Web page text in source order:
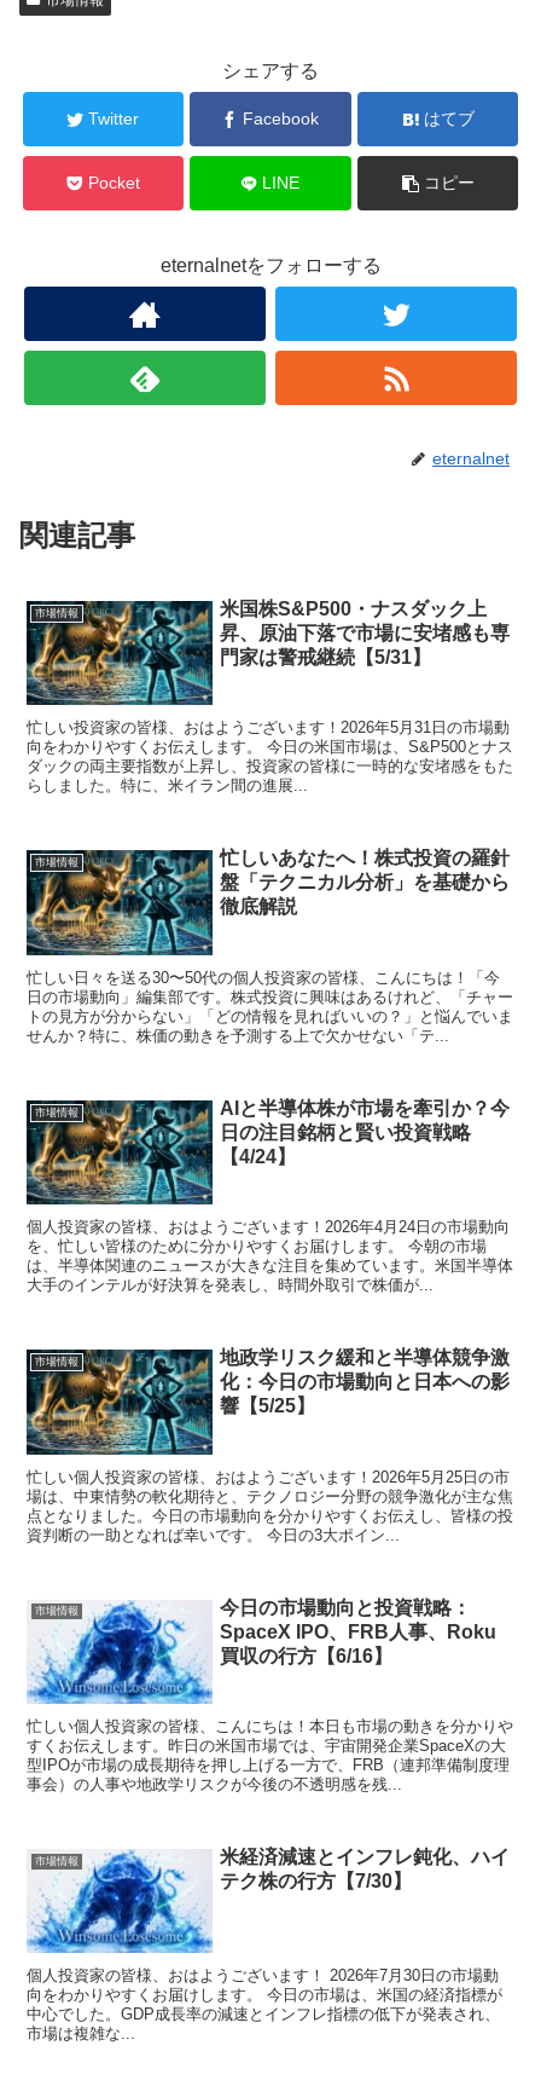
シェアする
Twitter Facebook はてブ
Pocket LINE コピー
eternalnetをフォローする
eternalnet
関連記事
市場情報
米国株S&P500・ナスダック上
昇、原油下落で市場に安堵感も専
門家は警戒継続【5/31】
忙しい投資家の皆様、おはようございます！2026年5月31日の市場動
向をわかりやすくお伝えします。 今日の米国市場は、S&P500とナス
ダックの両主要指数が上昇し、投資家の皆様に一時的な安堵感をもた
らしました。特に、米イラン間の進展...
市場情報
忙しいあなたへ！株式投資の羅針
盤「テクニカル分析」を基礎から
徹底解説
忙しい日々を送る30〜50代の個人投資家の皆様、こんにちは！「今
日の市場動向」編集部です。株式投資に興味はあるけれど、「チャー
トの見方が分からない」「どの情報を見ればいいの？」と悩んでいま
せんか？特に、株価の動きを予測する上で欠かせない「テ...
市場情報
AIと半導体株が市場を牽引か？今
日の注目銘柄と賢い投資戦略
【4/24】
個人投資家の皆様、おはようございます！2026年4月24日の市場動向
を、忙しい皆様のために分かりやすくお届けします。 今朝の市場
は、半導体関連のニュースが大きな注目を集めています。米国半導体
大手のインテルが好決算を発表し、時間外取引で株価が...
市場情報
地政学リスク緩和と半導体競争激
化：今日の市場動向と日本への影
響【5/25】
忙しい個人投資家の皆様、おはようございます！2026年5月25日の市
場は、中東情勢の軟化期待と、テクノロジー分野の競争激化が主な焦
点となりました。今日の市場動向を分かりやすくお伝えし、皆様の投
資判断の一助となれば幸いです。 今日の3大ポイン...
市場情報
今日の市場動向と投資戦略：
SpaceX IPO、FRB人事、Roku
買収の行方【6/16】
忙しい個人投資家の皆様、こんにちは！本日も市場の動きを分かりや
すくお伝えします。昨日の米国市場では、宇宙開発企業SpaceXの大
型IPOが市場の成長期待を押し上げる一方で、FRB（連邦準備制度理
事会）の人事や地政学リスクが今後の不透明感を残...
市場情報
米経済減速とインフレ鈍化、ハイ
テク株の行方【7/30】
個人投資家の皆様、おはようございます！ 2026年7月30日の市場動
向をわかりやすくお届けします。 今日の市場は、米国の経済指標が
中心でした。GDP成長率の減速とインフレ指標の低下が発表され、
市場は複雑な...